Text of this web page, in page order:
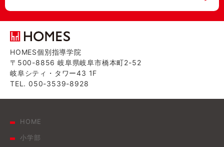
HOMES個別指導学院
〒500-8856 岐阜県岐阜市橋本町2-52
岐阜シティ・タワー43 1F
TEL. 050-3539-8928
HOME
小学部